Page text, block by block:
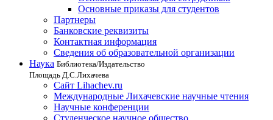
Основные приказы для студентов
Партнеры
Банковские реквизиты
Контактная информация
Сведения об образовательной организации
Наука Библиотека/Издательство
Площадь Д.С.Лихачева
Сайт Lihachev.ru
Международные Лихачевские научные чтения
Научные конференции
Студенческое научное общество